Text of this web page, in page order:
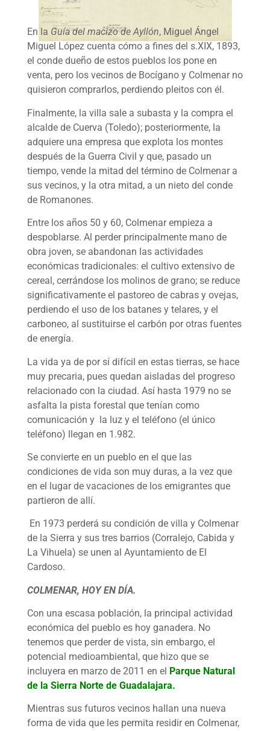
En la Guía del macizo de Ayllón, Miguel Ángel
Miguel López cuenta cómo a fines del s.XIX, 1893,
el conde dueño de estos pueblos los pone en
venta, pero los vecinos de Bocígano y Colmenar no
quisieron comprarlos, perdiendo pleitos con él.
Finalmente, la villa sale a subasta y la compra el
alcalde de Cuerva (Toledo); posteriormente, la
adquiere una empresa que explota los montes
después de la Guerra Civil y que, pasado un
tiempo, vende la mitad del término de Colmenar a
sus vecinos, y la otra mitad, a un nieto del conde
de Romanones.
Entre los años 50 y 60, Colmenar empieza a
despoblarse. Al perder principalmente mano de
obra joven, se abandonan las actividades
económicas tradicionales: el cultivo extensivo de
cereal, cerrándose los molinos de grano; se reduce
significativamente el pastoreo de cabras y ovejas,
perdiendo el uso de los batanes y telares, y el
carboneo, al sustituirse el carbón por otras fuentes
de energía.
La vida ya de por sí difícil en estas tierras, se hace
muy precaria, pues quedan aisladas del progreso
relacionado con la ciudad. Así hasta 1979 no se
asfalta la pista forestal que tenían como
comunicación y la luz y el teléfono (el único
teléfono) llegan en 1.982.
Se convierte en un pueblo en el que las
condiciones de vida son muy duras, a la vez que
en el lugar de vacaciones de los emigrantes que
partieron de allí.
En 1973 perderá su condición de villa y Colmenar
de la Sierra y sus tres barrios (Corralejo, Cabida y
La Vihuela) se unen al Ayuntamiento de El
Cardoso.
COLMENAR, HOY EN DÍA.
Con una escasa población, la principal actividad
económica del pueblo es hoy ganadera. No
tenemos que perder de vista, sin embargo, el
potencial medioambiental, que hizo que se
incluyera en marzo de 2011 en el Parque Natural
de la Sierra Norte de Guadalajara.
Mientras sus futuros vecinos hallan una nueva
forma de vida que les permita residir en Colmenar,